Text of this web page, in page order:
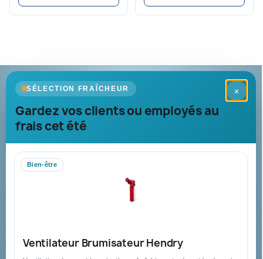
×
SÉLECTION FRAÎCHEUR
Gardez vos clients ou employés au
frais cet été
Bien-être
Ventilateur Brumisateur Hendry
Goodies Pub France
Objets publicitaires · par Promenoch
Votre partenaire B2B pour les goodies et cadeaux d’affaires
collectivités et administrations.
Mandat administratif & Chorus Pro
Nouveautés
À propos